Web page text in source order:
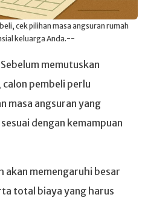
cek pilihan masa angsuran rumah
keluarga Anda.--
Sebelum memutuskan
pembeli perlu
masa angsuran yang
dengan kemampuan
akan memengaruhi besar
total biaya yang harus